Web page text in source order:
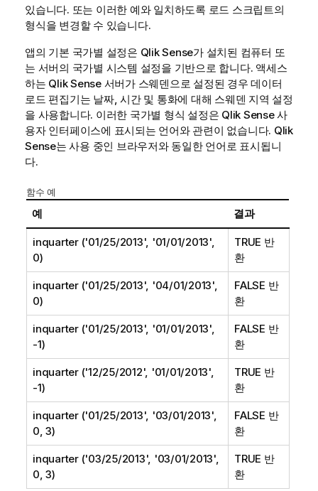
있습니다. 또는 이러한 예와 일치하도록 로드 스크립트의
형식을 변경할 수 있습니다.
앱의 기본 국가별 설정은 Qlik Sense가 설치된 컴퓨터 또
는 서버의 국가별 시스템 설정을 기반으로 합니다. 액세스
하는 Qlik Sense서버가 스웨덴으로 설정된 경우 데이터
로드 편집기는 날짜, 시간 및 통화에 대해 스웨덴 지역 설정
을 사용합니다. 이러한 국가별 형식 설정은 Qlik Sense사
용자 인터페이스에 표시되는 언어와 관련이 없습니다. Qlik
Sense는 사용 중인 브라우저와 동일한 언어로 표시됩니
다.
함수 예
예 결과
inquarter ('01/25/2013', '01/01/2013',
0)
TRUE 반
환
inquarter ('01/25/2013', '04/01/2013',
0)
FALSE 반
환
inquarter ('01/25/2013', '01/01/2013',
-1)
FALSE 반
환
inquarter ('12/25/2012', '01/01/2013',
-1)
TRUE 반
환
inquarter ('01/25/2013', '03/01/2013',
0, 3)
FALSE 반
환
inquarter ('03/25/2013', '03/01/2013',
0, 3)
TRUE 반
환